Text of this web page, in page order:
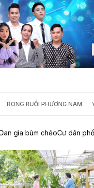
RONG RUỔI PHƯƠNG NAM
gia bùm chéoCư dân